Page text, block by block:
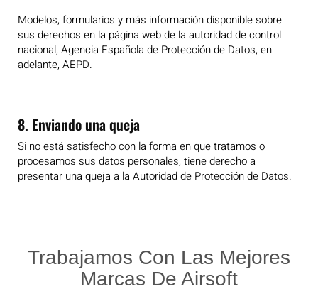
Modelos, formularios y más información disponible sobre
sus derechos en la página web de la autoridad de control
nacional, Agencia Española de Protección de Datos, en
adelante, AEPD.
8. Enviando una queja
Si no está satisfecho con la forma en que tratamos o
procesamos sus datos personales, tiene derecho a
presentar una queja a la Autoridad de Protección de Datos.
Trabajamos Con Las Mejores
Marcas De Airsoft